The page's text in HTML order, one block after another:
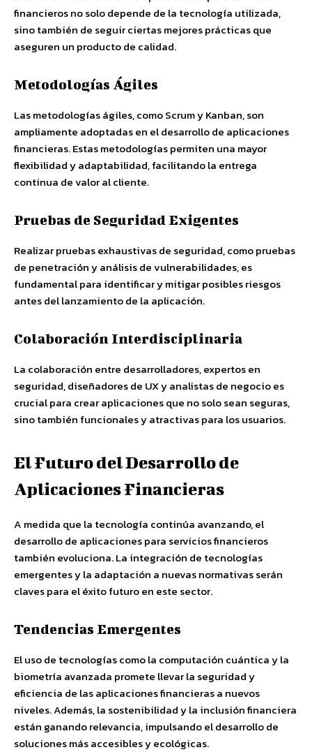
financieros no solo depende de la tecnología utilizada,
sino también de seguir ciertas mejores prácticas que
aseguren un producto de calidad.
Metodologías Ágiles
Las metodologías ágiles, como Scrum y Kanban, son
ampliamente adoptadas en el desarrollo de aplicaciones
financieras. Estas metodologías permiten una mayor
flexibilidad y adaptabilidad, facilitando la entrega
continua de valor al cliente.
Pruebas de Seguridad Exigentes
Realizar pruebas exhaustivas de seguridad, como pruebas
de penetración y análisis de vulnerabilidades, es
fundamental para identificar y mitigar posibles riesgos
antes del lanzamiento de la aplicación.
Colaboración Interdisciplinaria
La colaboración entre desarrolladores, expertos en
seguridad, diseñadores de UX y analistas de negocio es
crucial para crear aplicaciones que no solo sean seguras,
sino también funcionales y atractivas para los usuarios.
El Futuro del Desarrollo de
Aplicaciones Financieras
A medida que la tecnología continúa avanzando, el
desarrollo de aplicaciones para servicios financieros
también evoluciona. La integración de tecnologías
emergentes y la adaptación a nuevas normativas serán
claves para el éxito futuro en este sector.
Tendencias Emergentes
El uso de tecnologías como la computación cuántica y la
biometría avanzada promete llevar la seguridad y
eficiencia de las aplicaciones financieras a nuevos
niveles. Además, la sostenibilidad y la inclusión financiera
están ganando relevancia, impulsando el desarrollo de
soluciones más accesibles y ecológicas.